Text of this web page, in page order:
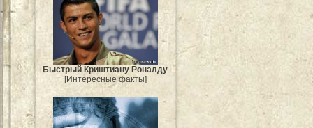
Быстрый Криштиану Роналду
[Интересные факты]